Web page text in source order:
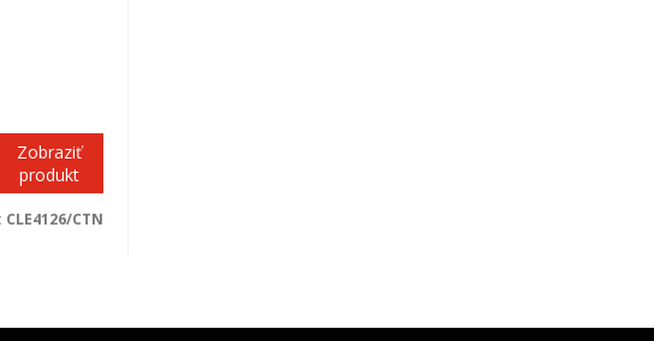
Zobraziť
produkt
CLE4126/CTN